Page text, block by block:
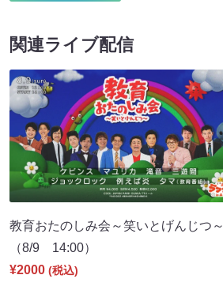
関連ライブ配信
教育おたのしみ会～笑いとげんじつ～
（8/9 14:00）
¥2000 (税込)